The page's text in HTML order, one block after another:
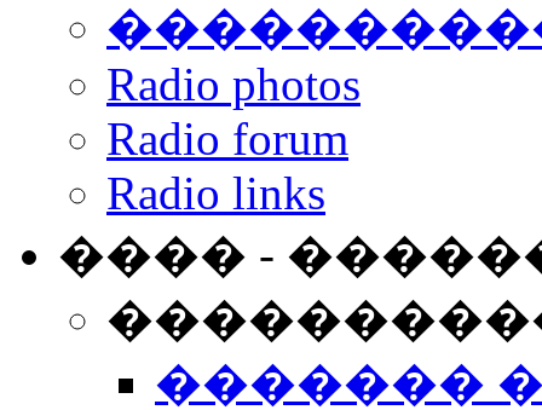
Radio photos
Radio forum
Radio links
���� -
�������